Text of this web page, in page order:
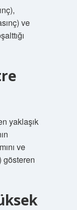
ve
yaklaşık
ve
gösteren